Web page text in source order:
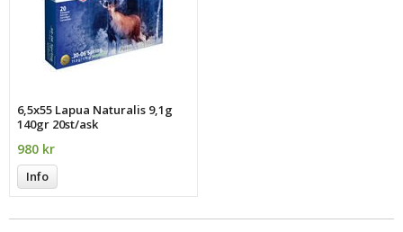
6,5x55 Lapua Naturalis 9,1g
140gr 20st/ask
980 kr
Info